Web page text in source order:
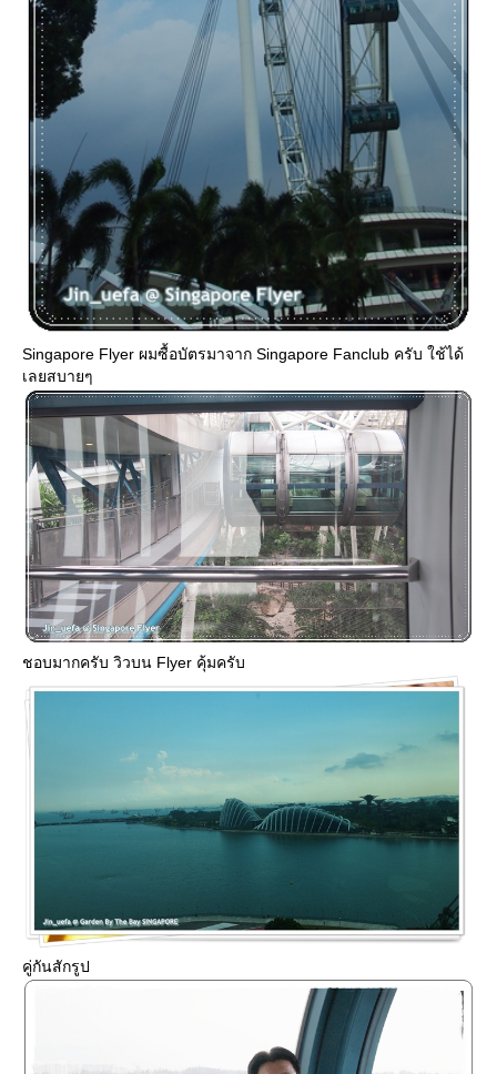
Singapore Flyer ผมซื้อบัตรมาจาก Singapore Fanclub ครับ ใช้ได้
เลยสบายๆ
ชอบมากครับ วิวบน Flyer คุ้มครับ
คู่กันสักรูป